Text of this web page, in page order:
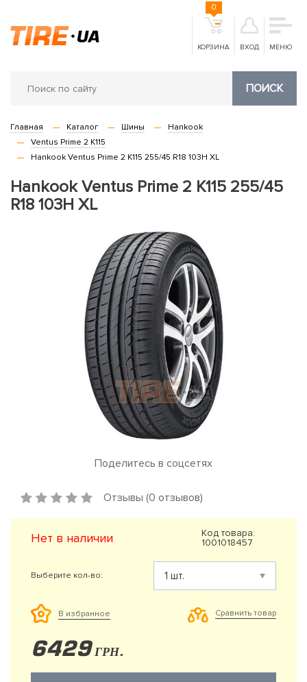
КОРЗИНА
0
ВХОД МЕНЮ
ПОИСК
Главная Каталог Шины
Hankook
Ventus Prime 2 K115
Hankook Ventus Prime 2 K115 255/45 R18 103H XL
Hankook Ventus Prime 2 K115 255/45
R18 103H XL
Поделитесь в соцсетях
Отзывы (0 отзывов)
Нет в наличии
Код товара:
1001018457
Выберите кол-во:
В избранное Сравнить товар
6429 ГРН.